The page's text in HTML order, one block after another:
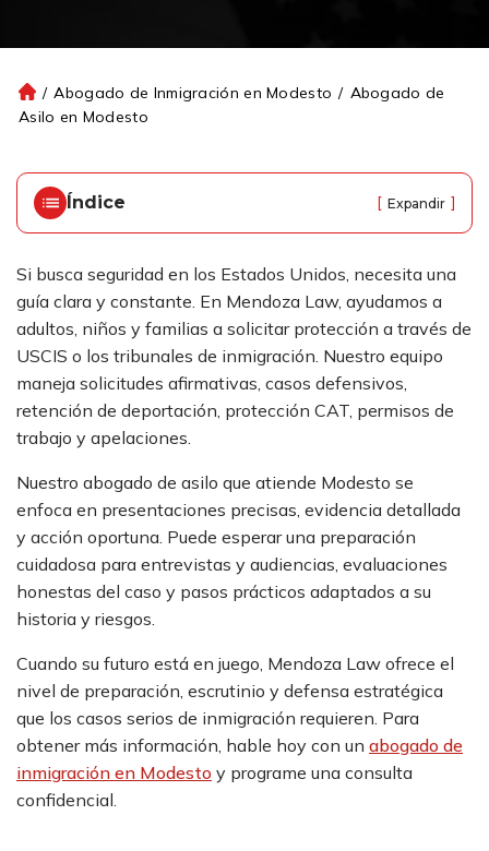
Ini
ci
/ Abogado de Inmigración en Modesto / Abogado de
Asilo en Modesto
Índice [ Expandir ]
Si busca seguridad en los Estados Unidos, necesita una
guía clara y constante. En Mendoza Law, ayudamos a
adultos, niños y familias a solicitar protección a través de
USCIS o los tribunales de inmigración. Nuestro equipo
maneja solicitudes afirmativas, casos defensivos,
retención de deportación, protección CAT, permisos de
trabajo y apelaciones.
Nuestro abogado de asilo que atiende Modesto se
enfoca en presentaciones precisas, evidencia detallada
y acción oportuna. Puede esperar una preparación
cuidadosa para entrevistas y audiencias, evaluaciones
honestas del caso y pasos prácticos adaptados a su
historia y riesgos.
Cuando su futuro está en juego, Mendoza Law ofrece el
nivel de preparación, escrutinio y defensa estratégica
que los casos serios de inmigración requieren. Para
obtener más información, hable hoy con un abogado de
inmigración en Modesto y programe una consulta
confidencial.